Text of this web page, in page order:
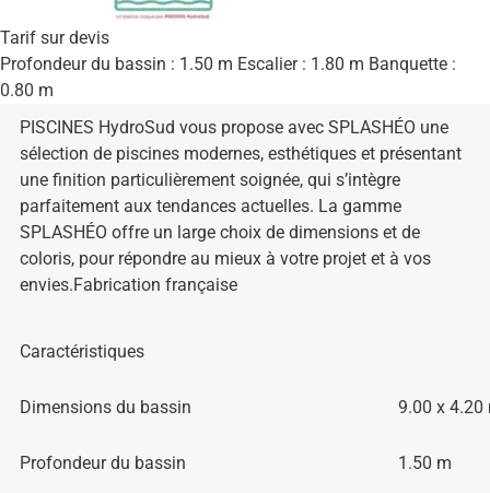
Tarif sur devis
Profondeur du bassin : 1.50 m Escalier : 1.80 m Banquette :
0.80 m
PISCINES HydroSud vous propose avec SPLASHÉO une
sélection de piscines modernes, esthétiques et présentant
une finition particulièrement soignée, qui s’intègre
parfaitement aux tendances actuelles. La gamme
SPLASHÉO offre un large choix de dimensions et de
coloris, pour répondre au mieux à votre projet et à vos
envies.Fabrication française
Caractéristiques
Dimensions du bassin 9.00 x 4.20
Profondeur du bassin 1.50 m